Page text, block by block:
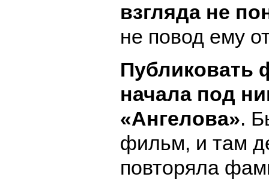
взгляда не
не повод ему
Публиковать
начала под
«Ангелова».
фильм, и там
повторяла